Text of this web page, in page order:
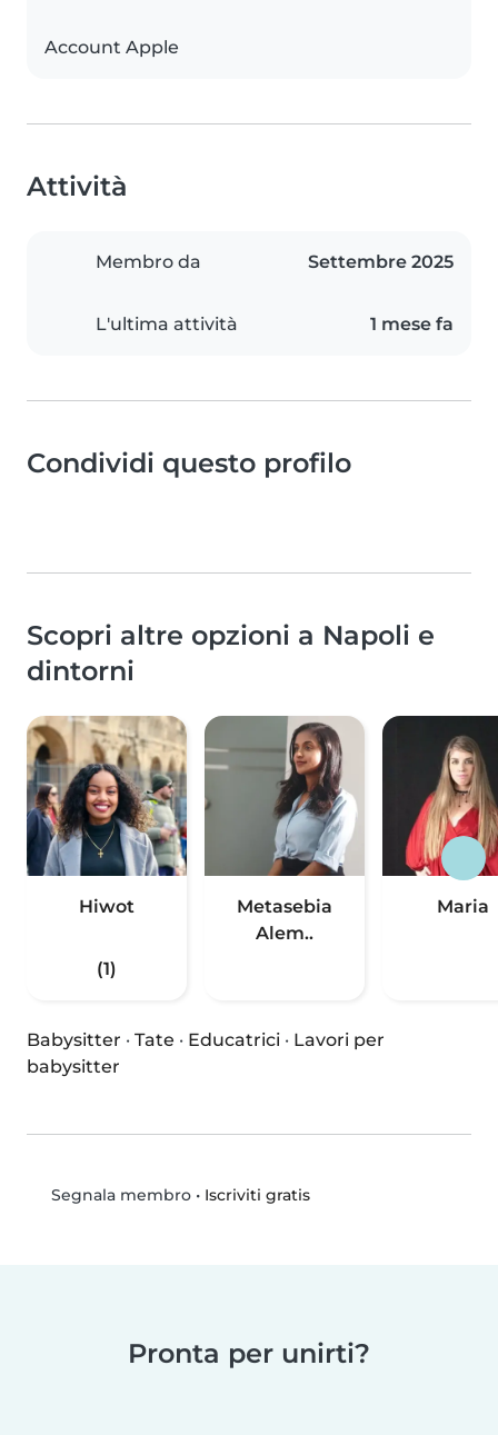
Account Apple
Attività
Membro da Settembre 2025
L'ultima attività 1 mese fa
Condividi questo profilo
Scopri altre opzioni a Napoli e
dintorni
Hiwot
(1)
Metasebia
Alem..
Maria
Babysitter · Tate · Educatrici · Lavori per
babysitter
Segnala membro• Iscriviti gratis
Pronta per unirti?